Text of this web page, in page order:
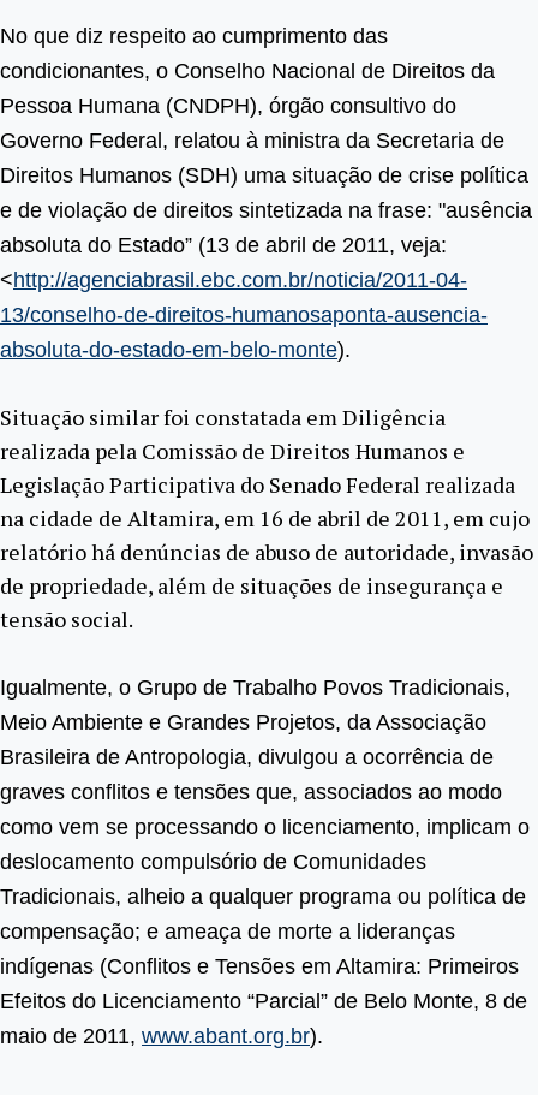
No que diz respeito ao cumprimento das
condicionantes, o Conselho Nacional de Direitos da
Pessoa Humana (CNDPH), órgão consultivo do
Governo Federal, relatou à ministra da Secretaria de
Direitos Humanos (SDH) uma situação de crise política
e de violação de direitos sintetizada na frase: "ausência
absoluta do Estado” (13 de abril de 2011, veja:
<http://agenciabrasil.ebc.com.br/noticia/2011-04-
13/conselho-de-direitos-humanosaponta-ausencia-
absoluta-do-estado-em-belo-monte).
Situação similar foi constatada em Diligência
realizada pela Comissão de Direitos Humanos e
Legislação Participativa do Senado Federal realizada
na cidade de Altamira, em 16 de abril de 2011, em cujo
relatório há denúncias de abuso de autoridade, invasão
de propriedade, além de situações de insegurança e
tensão social.
Igualmente, o Grupo de Trabalho Povos Tradicionais,
Meio Ambiente e Grandes Projetos, da Associação
Brasileira de Antropologia, divulgou a ocorrência de
graves conflitos e tensões que, associados ao modo
como vem se processando o licenciamento, implicam o
deslocamento compulsório de Comunidades
Tradicionais, alheio a qualquer programa ou política de
compensação; e ameaça de morte a lideranças
indígenas (Conflitos e Tensões em Altamira: Primeiros
Efeitos do Licenciamento “Parcial” de Belo Monte, 8 de
maio de 2011, www.abant.org.br).